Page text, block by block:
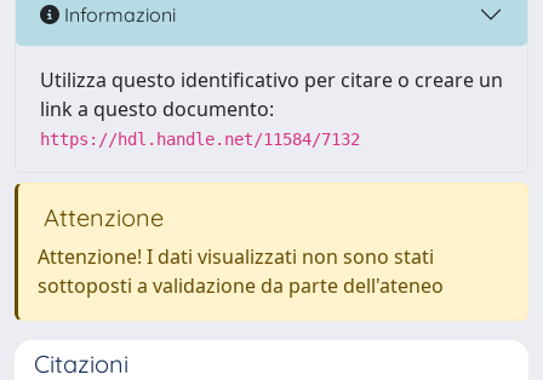
Informazioni
Utilizza questo identificativo per citare o creare un
link a questo documento:
https://hdl.handle.net/11584/7132
Attenzione
Attenzione! I dati visualizzati non sono stati
sottoposti a validazione da parte dell'ateneo
Citazioni